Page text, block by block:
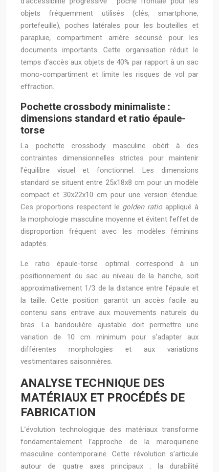
objets fréquemment utilisés (clés, smartphone,
portefeuille), poches latérales pour les bouteilles et
parapluie, compartiment arrière sécurisé pour les
documents importants. Cette organisation réduit le
temps d’accès aux objets de 40% par rapport à un sac
mono-compartiment et limite les risques de vol par
effraction.
Pochette crossbody minimaliste :
dimensions standard et ratio épaule-
torse
La pochette crossbody masculine obéit à des
contraintes dimensionnelles strictes pour maintenir
l’équilibre visuel et fonctionnel. Les dimensions
standard se situent entre 25x18x8 cm pour un modèle
compact et 30x22x10 cm pour une version étendue.
Ces proportions respectent le golden ratioappliqué à
la morphologie masculine moyenne et évitent l’effet de
disproportion fréquent avec les modèles féminins
adaptés.
Le ratio épaule-torse optimal correspond à un
positionnement du sac au niveau de la hanche, soit
approximativement 1/3 de la distance entre l’épaule et
la taille. Cette position garantit un accès facile au
contenu sans entrave aux mouvements naturels du
bras. La bandoulière ajustable doit permettre une
variation de 10 cm minimum pour s’adapter aux
différentes morphologies et aux variations
vestimentaires saisonnières.
ANALYSE TECHNIQUE DES
MATÉRIAUX ET PROCÉDÉS DE
FABRICATION
L’évolution technologique des matériaux transforme
fondamentalement l’approche de la maroquinerie
masculine contemporaine. Cette révolution s’articule
autour de quatre axes principaux : la durabilité